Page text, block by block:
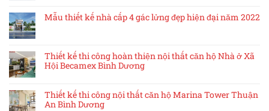
Mẫu thiết kế nhà cấp 4 gác lửng đẹp hiện đại năm 2022
Thiết kế thi công hoàn thiện nội thất căn hộ Nhà ở Xã
Hội Becamex Bình Dương
Thiết kế thi công nội thất căn hộ Marina Tower Thuận
An Bình Dương